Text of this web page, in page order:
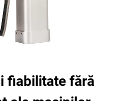
fiabilitate fără